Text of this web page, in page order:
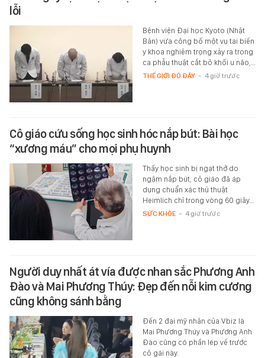
lỗi
Bệnh viện Đại học Kyoto (Nhật
Bản) vừa công bố một vụ tai biến
y khoa nghiêm trọng xảy ra trong
ca phẫu thuật cắt bỏ khối u não,…
THẾ GIỚI ĐÓ ĐÂY - 4 giờ trước
Cô giáo cứu sống học sinh hóc nắp bút: Bài học
“xương máu” cho mọi phụ huynh
Thấy học sinh bị ngạt thở do
ngậm nắp bút, cô giáo đã áp
dụng chuẩn xác thủ thuật
Heimlich chỉ trong vòng 60 giây…
SỨC KHỎE - 4 giờ trước
Người duy nhất át vía được nhan sắc Phương Anh
Đào và Mai Phương Thúy: Đẹp đến nỗi kim cương
cũng không sánh bằng
Đến 2 đại mỹ nhân của Vbiz là
Mai Phương Thúy và Phương Anh
Đào cũng có phần lép vế trước
cô gái này.